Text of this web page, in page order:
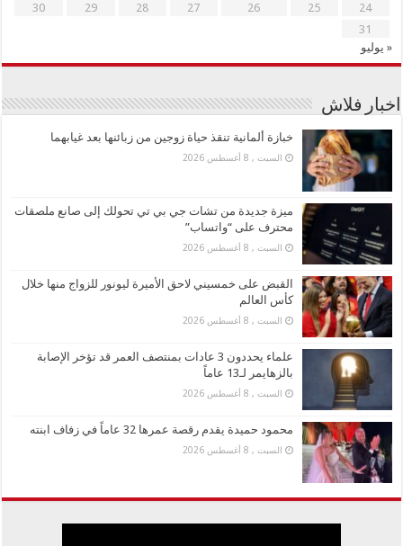
24
25
26
27
28
29
30
31
« يوليو
اخبار فلاش
خبازة ألمانية تنقذ حياة زوجين من زبائنها بعد غيابهما
السبت , 8 أغسطس 2026
ميزة جديدة من تشات جي بي تي تحولك إلى صانع ملصقات
محترف على “واتساب”
السبت , 8 أغسطس 2026
القبض على خمسيني لاحق الأميرة ليونور للزواج منها خلال
كأس العالم
السبت , 8 أغسطس 2026
علماء يحددون 3 عادات بمنتصف العمر قد تؤخر الإصابة
بالزهايمر لـ13 عاماً
السبت , 8 أغسطس 2026
محمود حميدة يقدم رقصة عمرها 32 عاماً في زفاف ابنته
السبت , 8 أغسطس 2026